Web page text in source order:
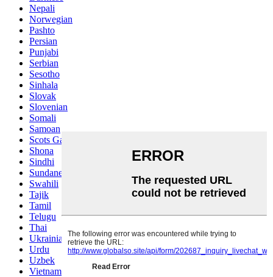
Nepali
Norwegian
Pashto
Persian
Punjabi
Serbian
Sesotho
Sinhala
Slovak
Slovenian
Somali
Samoan
Scots Gaelic
Shona
Sindhi
Sundanese
Swahili
Tajik
Tamil
Telugu
Thai
Ukrainian
Urdu
Uzbek
Vietnamese